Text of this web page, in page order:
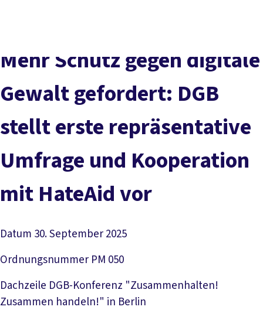
Service
Mitmachen Politik
Mehr Schutz gegen digitale
Gewalt gefordert: DGB
stellt erste repräsentative
Umfrage und Kooperation
mit HateAid vor
Datum 30. September 2025
Ordnungsnummer PM 050
Dachzeile DGB-Konferenz "Zusammenhalten!
Zusammen handeln!" in Berlin